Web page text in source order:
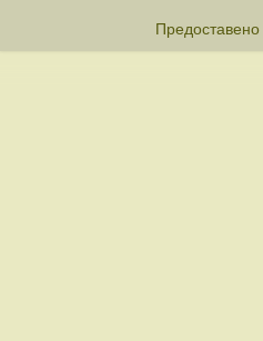
Предоставено